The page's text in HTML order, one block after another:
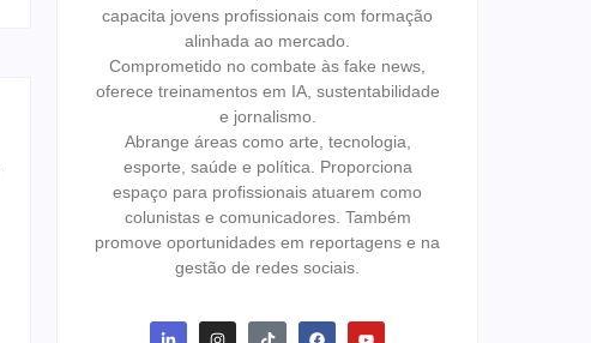
capacita jovens profissionais com formação
alinhada ao mercado.
Comprometido no combate às fake news,
oferece treinamentos em IA, sustentabilidade
e jornalismo.
Abrange áreas como arte, tecnologia,
esporte, saúde e política. Proporciona
espaço para profissionais atuarem como
colunistas e comunicadores. Também
promove oportunidades em reportagens e na
gestão de redes sociais.